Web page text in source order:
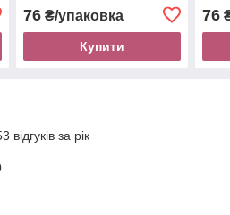
76₴/упаковка
Купити
76
за рік